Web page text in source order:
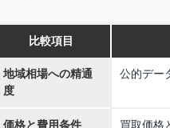
比較項目
地域相場への精通
度
公的デー
価格と費用条件 買取価格